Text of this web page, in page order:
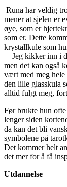
Runa har veldig
mener at sjelen er
øye, som er
som er. Dette
krystallkule som
– Jeg kikker inn i
men det kan også
vært med meg hele
den lille glasskula
alltid fulgt meg,
Før brukte hun
lenger siden
da kan det bli
symbolene på
Det kommer helt
det mer for å få
Utdannelse